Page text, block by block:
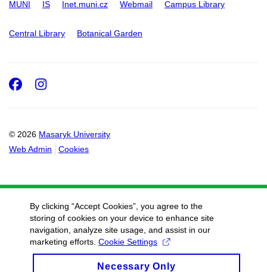
MUNI IS Inet.muni.cz Webmail Campus Library
Central Library Botanical Garden
© 2026 Masaryk University
Web Admin
Cookies
Facebook
Instagram
By clicking “Accept Cookies”, you agree to the
storing of cookies on your device to enhance site
navigation, analyze site usage, and assist in our
marketing efforts. Cookie Settings
Necessary Only